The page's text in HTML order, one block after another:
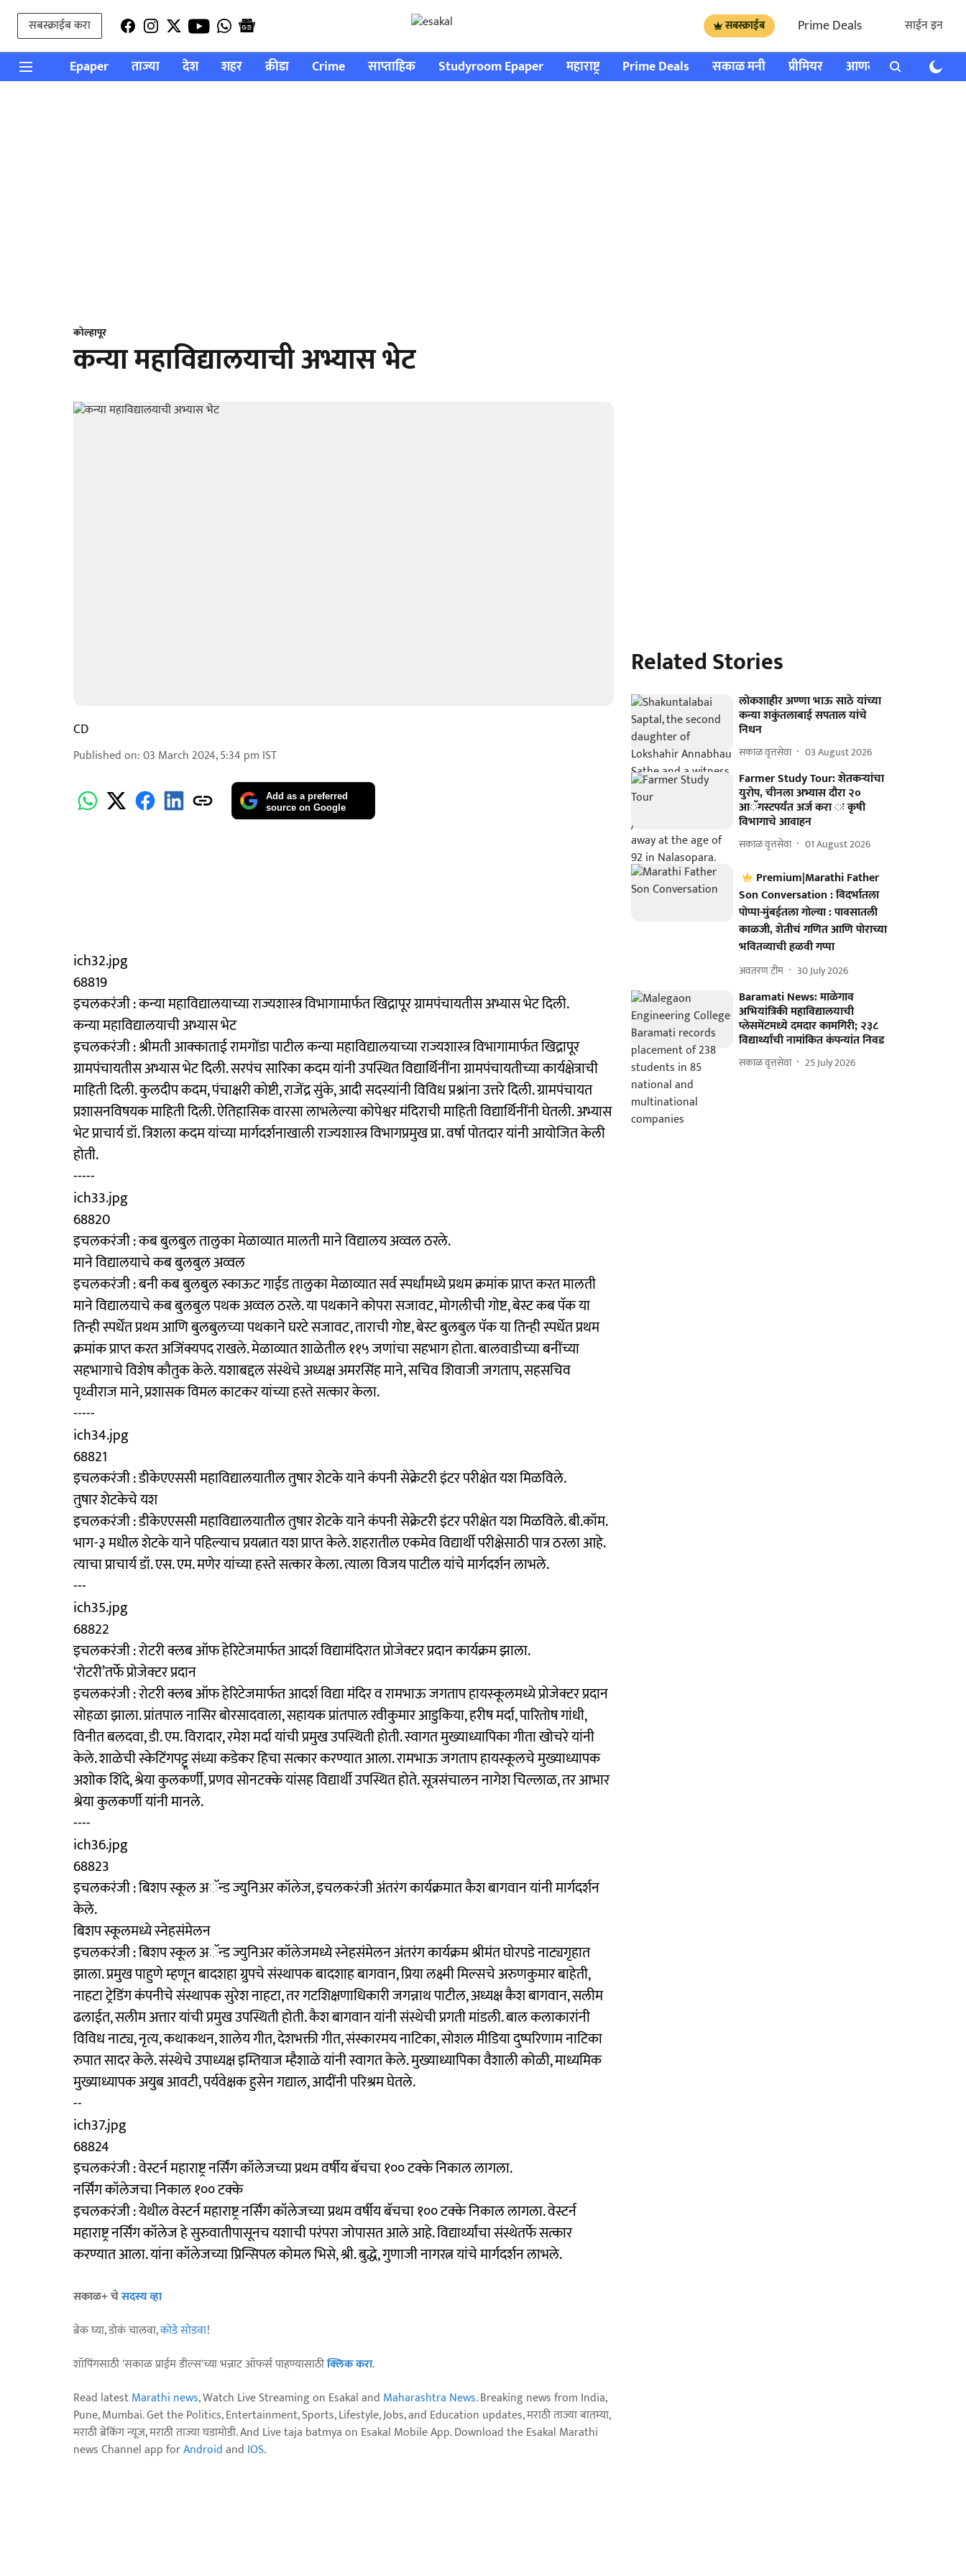
सबस्क्राईब करा सबस्क्राईब Prime Deals साईन इन
Epaper ताज्या देश शहर क्रीडा Crime साप्ताहिक Studyroom Epaper महाराष्ट्र Prime Deals सकाळ मनी प्रीमियर आणखी राशी भविष्य
कोल्हापूर
कन्या महाविद्यालयाची अभ्यास भेट
CD
Published on:03 March 2024, 5:34 pm IST
Add as a preferred
source on Google
ich32.jpg
68819
इचलकरंजी : कन्या महाविद्यालयाच्या राज्यशास्त्र विभागामार्फत खिद्रापूर ग्रामपंचायतीस अभ्यास भेट दिली.
कन्या महाविद्यालयाची अभ्यास भेट
इचलकरंजी : श्रीमती आक्काताई रामगोंडा पाटील कन्या महाविद्यालयाच्या राज्यशास्त्र विभागामार्फत खिद्रापूर
ग्रामपंचायतीस अभ्यास भेट दिली. सरपंच सारिका कदम यांनी उपस्थित विद्यार्थिनींना ग्रामपंचायतीच्या कार्यक्षेत्राची
माहिती दिली. कुलदीप कदम, पंचाक्षरी कोष्टी, राजेंद्र सुंके, आदी सदस्यांनी विविध प्रश्नांना उत्तरे दिली. ग्रामपंचायत
प्रशासनविषयक माहिती दिली. ऐतिहासिक वारसा लाभलेल्या कोपेश्वर मंदिराची माहिती विद्यार्थिनींनी घेतली. अभ्यास
भेट प्राचार्य डॉ. त्रिशला कदम यांच्या मार्गदर्शनाखाली राज्यशास्त्र विभागप्रमुख प्रा. वर्षा पोतदार यांनी आयोजित केली
होती.
-----
ich33.jpg
68820
इचलकरंजी : कब बुलबुल तालुका मेळाव्यात मालती माने विद्यालय अव्वल ठरले.
माने विद्यालयाचे कब बुलबुल अव्वल
इचलकरंजी : बनी कब बुलबुल स्काऊट गाईड तालुका मेळाव्यात सर्व स्पर्धांमध्ये प्रथम क्रमांक प्राप्त करत मालती
माने विद्यालयाचे कब बुलबुल पथक अव्वल ठरले. या पथकाने कोपरा सजावट, मोगलीची गोष्ट, बेस्ट कब पॅक या
तिन्‍ही स्पर्धेंत प्रथम आणि बुलबुलच्या पथकाने घरटे सजावट, ताराची गोष्ट, बेस्ट बुलबुल पॅक या तिन्ही स्पर्धेत प्रथम
क्रमांक प्राप्त करत अजिंक्यपद राखले. मेळाव्यात शाळेतील ११५ जणांचा सहभाग होता. बालवाडीच्या बनींच्या
सहभागाचे विशेष कौतुक केले. यशाबद्दल संस्थेचे अध्यक्ष अमरसिंह माने, सचिव शिवाजी जगताप, सहसचिव
पृथ्वीराज माने, प्रशासक विमल काटकर यांच्या हस्ते सत्कार केला.
-----
ich34.jpg
68821
इचलकरंजी : डीकेएएससी महाविद्यालयातील तुषार शेटके याने कंपनी सेक्रेटरी इंटर परीक्षेत यश मिळविले.
तुषार शेटकेचे यश
इचलकरंजी : डीकेएएससी महाविद्यालयातील तुषार शेटके याने कंपनी सेक्रेटरी इंटर परीक्षेत यश मिळविले. बी.कॉम.
भाग-३ मधील शेटके याने पहिल्याच प्रयत्नात यश प्राप्त केले. शहरातील एकमेव विद्यार्थी परीक्षेसाठी पात्र ठरला आहे.
त्याचा प्राचार्य डॉ. एस. एम. मणेर यांच्या हस्ते सत्कार केला. त्याला विजय पाटील यांचे मार्गदर्शन लाभले.
---
ich35.jpg
68822
इचलकरंजी : रोटरी क्लब ऑफ हेरिटेजमार्फत आदर्श विद्यामंदिरात प्रोजेक्टर प्रदान कार्यक्रम झाला.
‘रोटरी’तर्फे प्रोजेक्टर प्रदान
इचलकरंजी : रोटरी क्लब ऑफ हेरिटेजमार्फत आदर्श विद्या मंदिर व रामभाऊ जगताप हायस्‍कूलमध्ये प्रोजेक्टर प्रदान
सोहळा झाला. प्रांतपाल नासिर बोरसादवाला, सहायक प्रांतपाल रवीकुमार आडुकिया, हरीष मर्दा, पारितोष गांधी,
विनीत बलदवा, डी. एम. विरादार, रमेश मर्दा यांची प्रमुख उपस्थिती होती. स्वागत मुख्याध्यापिका गीता खोचरे यांनी
केले. शाळेची स्केटिंगपट्टू संध्या कडेकर हिचा सत्कार करण्यात आला. रामभाऊ जगताप हायस्कूलचे मुख्याध्यापक
अशोक शिंदे, श्रेया कुलकर्णी, प्रणव सोनटक्के यांसह विद्यार्थी उपस्थित होते. सूत्रसंचालन नागेश चिल्लाळ, तर आभार
श्रेया कुलकर्णी यांनी मानले.
----
ich36.jpg
68823
इचलकरंजी : बिशप स्कूल अॅन्‍ड ज्युनिअर कॉलेज, इचलकरंजी अंतरंग कार्यक्रमात कैश बागवान यांनी मार्गदर्शन
केले.
बिशप स्कूलमध्ये स्नेहसंमेलन
इचलकरंजी : बिशप स्कूल अॅन्‍ड ज्युनिअर कॉलेजमध्ये स्नेहसंमेलन अंतरंग कार्यक्रम श्रीमंत घोरपडे नाट्यगृहात
झाला. प्रमुख पाहुणे म्हणून बादशहा ग्रुपचे संस्थापक बादशाह बागवान, प्रिया लक्ष्मी मिल्सचे अरुणकुमार बाहेती,
नाहटा ट्रेडिंग कंपनीचे संस्थापक सुरेश नाहटा, तर गटशिक्षणाधिकारी जगन्नाथ पाटील, अध्यक्ष कैश बागवान, सलीम
ढलाईत, सलीम अत्तार यांची प्रमुख उपस्थिती होती. कैश बागवान यांनी संस्थेची प्रगती मांडली. बाल कलाकारांनी
विविध नाट्य, नृत्य, कथाकथन, शालेय गीत, देशभक्ती गीत, संस्कारमय नाटिका, सोशल मीडिया दुष्परिणाम नाटिका
रुपात सादर केले. संस्थेचे उपाध्यक्ष इम्तियाज म्हैशाळे यांनी स्वागत केले. मुख्याध्यापिका वैशाली कोळी, माध्यमिक
मुख्याध्यापक अयुब आवटी, पर्यवेक्षक हुसेन गद्याल, आदींनी परिश्रम घेतले.
--
ich37.jpg
68824
इचलकरंजी : वेस्टर्न महाराष्ट्र नर्सिंग कॉलेजच्या प्रथम वर्षीय बॅचचा १०० टक्के निकाल लागला.
नर्सिंग कॉलेजचा निकाल १०० टक्के
इचलकरंजी : येथील वेस्टर्न महाराष्ट्र नर्सिंग कॉलेजच्या प्रथम वर्षीय बॅचचा १०० टक्के निकाल लागला. वेस्टर्न
महाराष्ट्र नर्सिंग कॉलेज हे सुरुवातीपासूनच यशाची परंपरा जोपासत आले आहे. विद्यार्थ्यांचा संस्थेतर्फे सत्कार
करण्यात आला. यांना कॉलेजच्या प्रिन्सिपल कोमल भिसे, श्री. बुद्धे, गुणाजी नागरत्न यांचे मार्गदर्शन लाभले.
सकाळ+ चेसदस्य व्हा
ब्रेक घ्या, डोकं चालवा,कोडे सोडवा!
शॉपिंगसाठी 'सकाळ प्राईम डील्स'च्या भन्नाट ऑफर्स पाहण्यासाठीक्लिक करा.
Read latestMarathi news, Watch Live Streaming on Esakal and Maharashtra News. Breaking news from India,
Pune, Mumbai. Get the Politics, Entertainment, Sports, Lifestyle, Jobs, and Education updates, मराठी ताज्या बातम्या,
मराठी ब्रेकिंग न्यूज, मराठी ताज्या घडामोडी. And Live taja batmya on Esakal Mobile App. Download the Esakal Marathi
news Channel app forAndroidand IOS.
Related Stories
लोकशाहीर अण्णा भाऊ साठे यांच्या
कन्या शकुंतलाबाई सपताल यांचे
निधन
सकाळ वृत्तसेवा 03 August 2026
Farmer Study Tour: शेतकऱ्यांचा
युरोप, चीनला अभ्यास दौरा २०
आॅगस्टपर्यंत अर्ज करा ः कृषी
विभागाचे आवाहन
सकाळ वृत्तसेवा 01 August 2026
Premium|Marathi Father
Son Conversation : विदर्भातला
पोप्पा-मुंबईतला गोल्या : पावसातली
काळजी, शेतीचं गणित आणि पोराच्या
भवितव्याची हळवी गप्पा
अवतरण टीम 30 July 2026
Baramati News: माळेगाव
अभियांत्रिकी महाविद्यालयाची
प्लेसमेंटमध्ये दमदार कामगिरी; २३८
विद्यार्थ्यांची नामांकित कंपन्यांत निवड
सकाळ वृत्तसेवा 25 July 2026